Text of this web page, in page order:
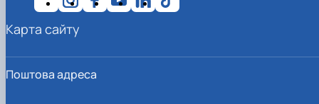
Поштова адреса
Карта сайту